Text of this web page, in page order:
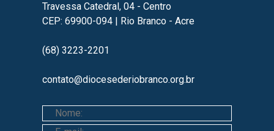
Travessa Catedral, 04 - Centro
CEP: 69900-094 | Rio Branco - Acre
(68) 3223-2201
contato@diocesederiobranco.org.br